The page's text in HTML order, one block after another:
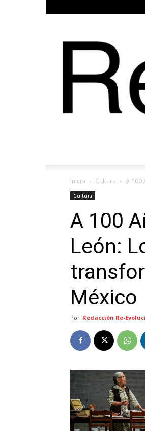
Inicio Cultura A 100
Cultura
A 100
León:
México
Por Redacción Re-